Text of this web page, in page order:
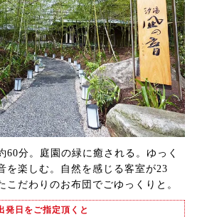
60分。庭園の緑に癒される。ゆっく
を楽しむ。自然を感じる客室が23
こだわりのお布団でごゆっくりと。
発日をご指定頂くと